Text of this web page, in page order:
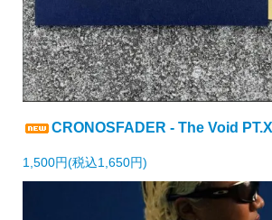
CRONOSFADER - The Void PT.XII
1,500円(税込1,650円)